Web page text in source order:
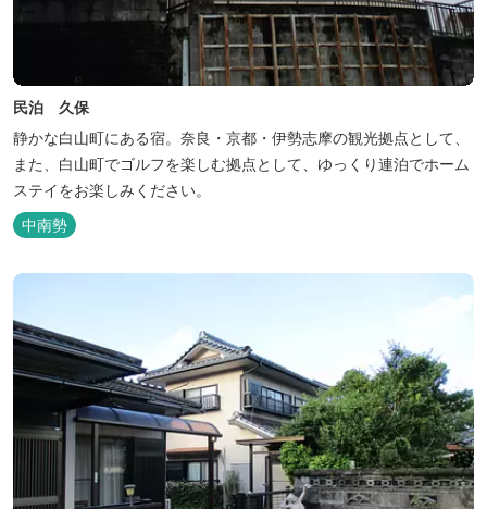
民泊 久保
静かな白山町にある宿。奈良・京都・伊勢志摩の観光拠点として、
また、白山町でゴルフを楽しむ拠点として、ゆっくり連泊でホーム
ステイをお楽しみください。
中南勢